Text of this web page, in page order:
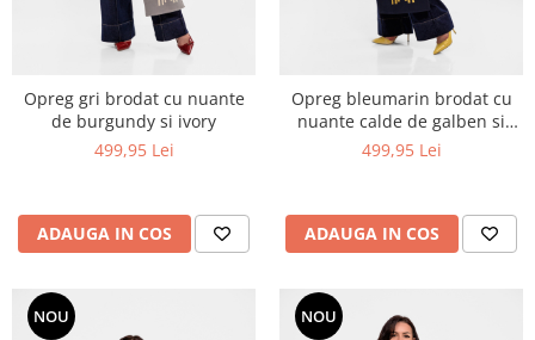
Opreg gri brodat cu nuante
de burgundy si ivory
499,95 Lei
ADAUGA IN COS
Opreg bleumarin brodat cu
nuante calde de galben si
portocaliu
499,95 Lei
ADAUGA IN COS
NOU NOU